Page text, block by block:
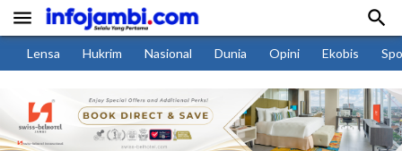
 
Lensa Hukrim Nasional Dunia Opini Ekobis